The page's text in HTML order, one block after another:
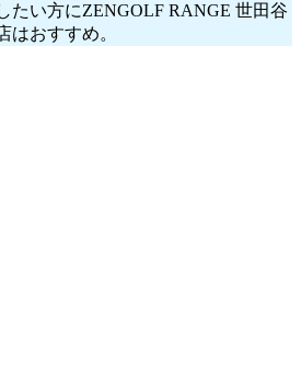
たい方にZENGOLF RANGE 世田谷
はおすすめ。